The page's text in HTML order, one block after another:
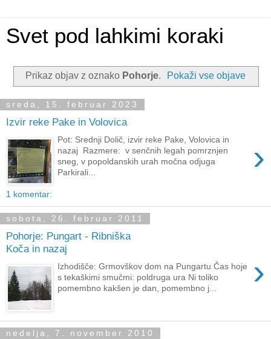
Svet pod lahkimi koraki
Prikaz objav z oznako Pohorje. Pokaži vse objave
sreda, 15. februar 2023
Izvir reke Pake in Volovica
›
Pot: Srednji Dolič, izvir reke Pake, Volovica in
nazaj Razmere: v senčnih legah pomrznjen
sneg, v popoldanskih urah močna odjuga
Parkirali...
1 komentar:
sobota, 26. februar 2011
Pohorje: Pungart - Ribniška
Koča in nazaj
›
Izhodišče: Grmovškov dom na Pungartu Čas hoje
s tekaškimi smučmi: poldruga ura Ni toliko
pomembno kakšen je dan, pomembno j...
nedelja, 7. november 2010